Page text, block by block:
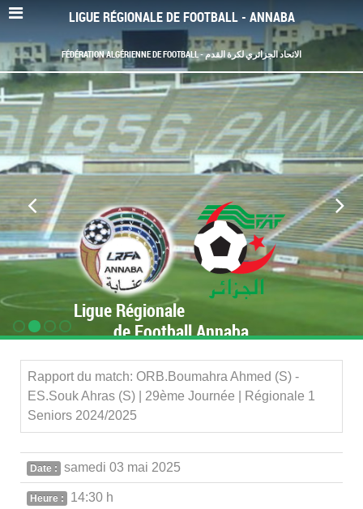
LIGUE RÉGIONALE DE FOOTBALL - ANNABA
FÉDÉRATION ALGÉRIENNE DE FOOTBALL - الاتحاد الجزائري لكرة القدم
Ligue Régionale
de Football Annaba
Rapport du match: ORB.Boumahra Ahmed (S) -
ES.Souk Ahras (S) | 29ème Journée | Régionale 1
Seniors 2024/2025
Date : samedi 03 mai 2025
Heure : 14:30 h